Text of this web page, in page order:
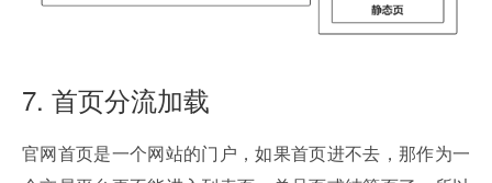
7. 首页分流加载
官网首页是一个网站的门户，如果首页进不去，那作为一